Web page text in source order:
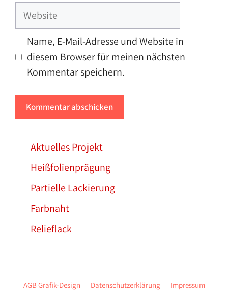
Adresse
Website
Name, E-Mail-Adresse und Website in
diesem Browser für meinen nächsten
Kommentar speichern.
Aktuelles Projekt
Heißfolienprägung
Partielle Lackierung
Farbnaht
Relieflack
AGB Grafik-Design Datenschutzerklärung Impressum